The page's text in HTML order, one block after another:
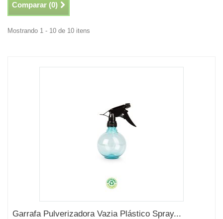
Comparar (0)
Mostrando 1 - 10 de 10 itens
Garrafa Pulverizadora Vazia Plástico Spray...